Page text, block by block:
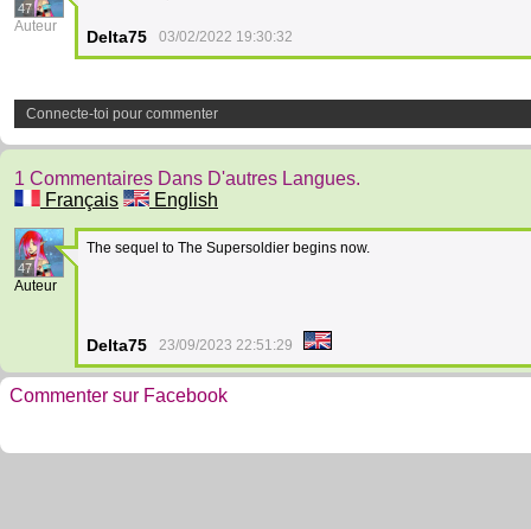
47
Auteur
Delta75 03/02/2022 19:30:32
Connecte-toi pour commenter
1 Commentaires Dans D'autres Langues.
Français
English
47
Auteur
The sequel to The Supersoldier begins now.
Delta75 23/09/2023 22:51:29
Commenter sur Facebook